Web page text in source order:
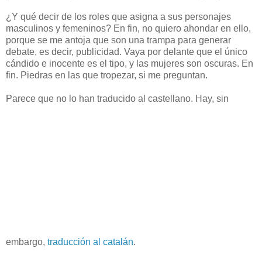
¿Y qué decir de los roles que asigna a sus personajes
masculinos y femeninos? En fin, no quiero ahondar en ello,
porque se me antoja que son una trampa para generar
debate, es decir, publicidad. Vaya por delante que el único
cándido e inocente es el tipo, y las mujeres son oscuras. En
fin. Piedras en las que tropezar, si me preguntan.
Parece que no lo han traducido al castellano. Hay, sin
embargo, traducción al catalán.